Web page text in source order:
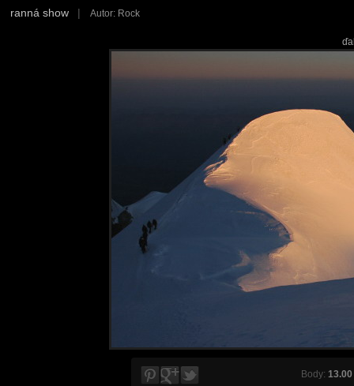
ranná show | Autor: Rock
Body: 13.00